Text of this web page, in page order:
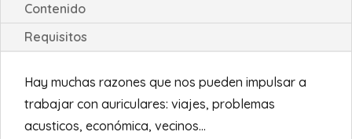
Contenido
Requisitos
Hay muchas razones que nos pueden impulsar a
trabajar con auriculares: viajes, problemas
acusticos, económica, vecinos…